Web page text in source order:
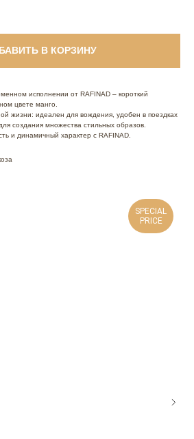
В КОРЗИНУ
исполнении от RAFINAD – короткий
цвете манго.
жизни: идеален для вождения, удобен в поездках
создания множества стильных образов.
и динамичный характер с RAFINAD.
SPECIAL
PRICE